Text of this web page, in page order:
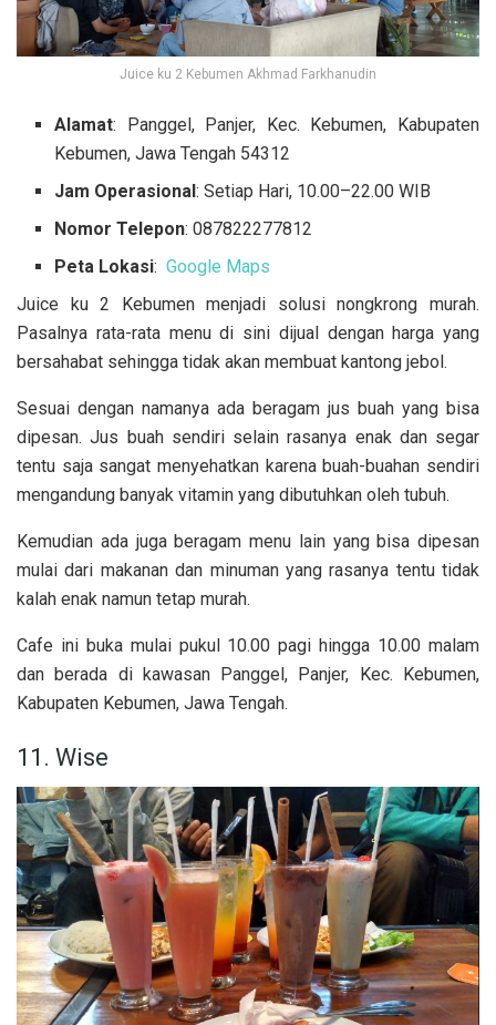
Juice ku 2 Kebumen Akhmad Farkhanudin
Alamat: Panggel, Panjer, Kec. Kebumen, Kabupaten
Kebumen, Jawa Tengah 54312
Jam Operasional: Setiap Hari, 10.00–22.00 WIB
Nomor Telepon: 087822277812
Peta Lokasi:Google Maps
Juice ku 2 Kebumen menjadi solusi nongkrong murah.
Pasalnya rata-rata menu di sini dijual dengan harga yang
bersahabat sehingga tidak akan membuat kantong jebol.
Sesuai dengan namanya ada beragam jus buah yang bisa
dipesan. Jus buah sendiri selain rasanya enak dan segar
tentu saja sangat menyehatkan karena buah-buahan sendiri
mengandung banyak vitamin yang dibutuhkan oleh tubuh.
Kemudian ada juga beragam menu lain yang bisa dipesan
mulai dari makanan dan minuman yang rasanya tentu tidak
kalah enak namun tetap murah.
Cafe ini buka mulai pukul 10.00 pagi hingga 10.00 malam
dan berada di kawasan Panggel, Panjer, Kec. Kebumen,
Kabupaten Kebumen, Jawa Tengah.
11. Wise